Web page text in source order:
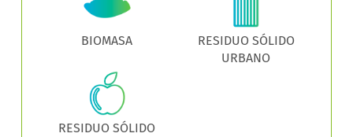
BIOMASA
RESIDUO SÓLIDO
URBANO
RESIDUO SÓLIDO